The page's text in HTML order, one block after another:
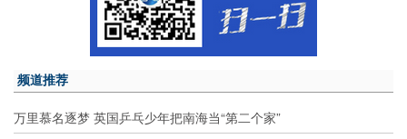
频道推荐
万里慕名逐梦 英国乒乓少年把南海当“第二个家”